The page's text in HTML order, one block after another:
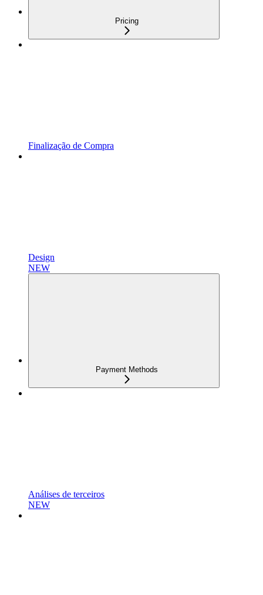
Pricing
Finalização de Compra
Design
NEW
Payment Methods
Análises de terceiros
NEW